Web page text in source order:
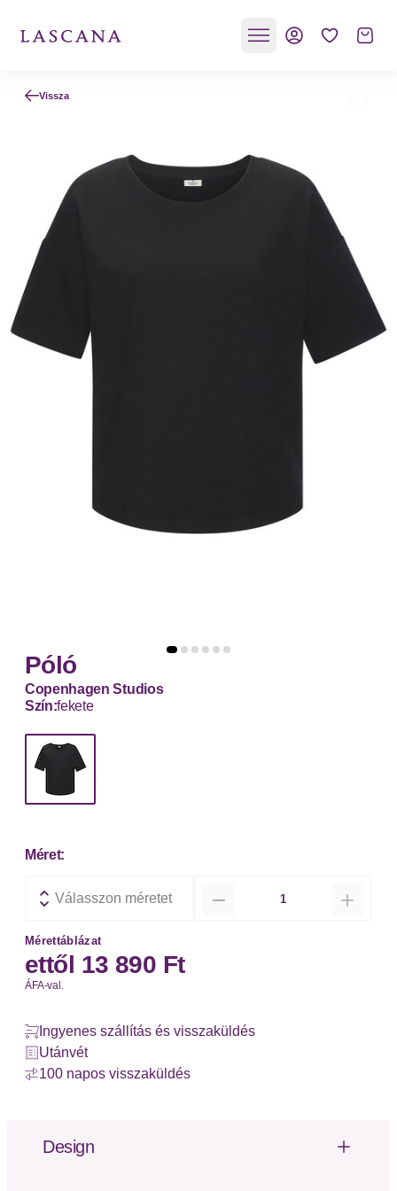
Vissza
Póló
Copenhagen Studios
Szín:fekete
Méret:
Válasszon méretet
Mérettáblázat
ettől 13 890 Ft
ÁFA-val.
Ingyenes szállítás és visszaküldés
Utánvét
100 napos visszaküldés
Design